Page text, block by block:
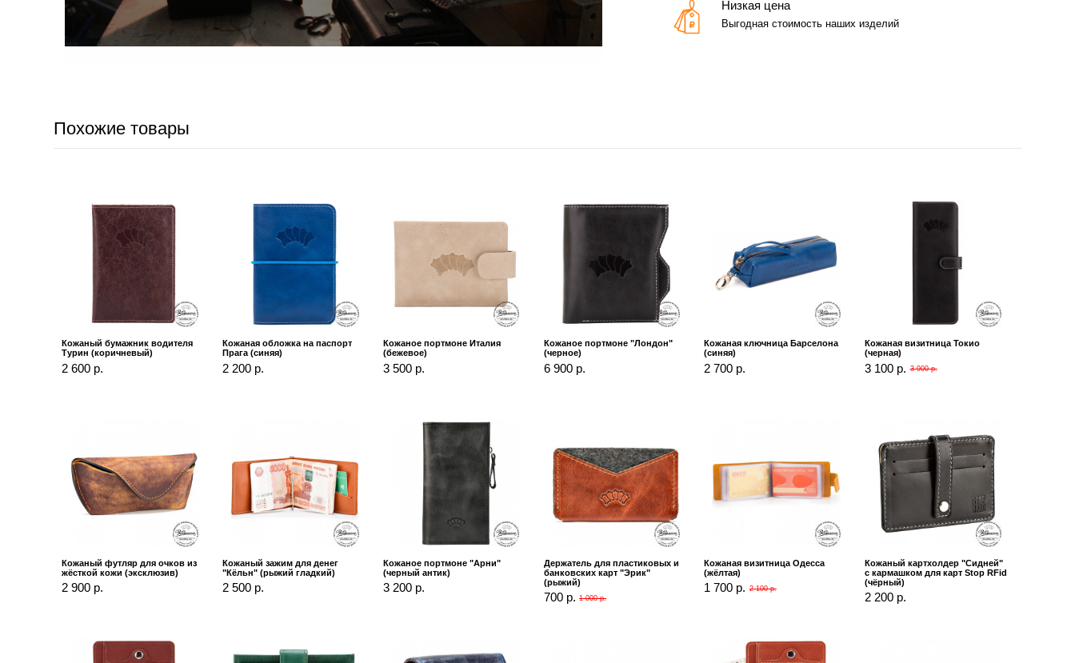
Низкая цена
Выгодная стоимость наших изделий
Похожие товары
Кожаный бумажник водителя
Турин (коричневый)
2 600 р.
Кожаная обложка на паспорт
Прага (синяя)
2 200 р.
Кожаное портмоне Италия
(бежевое)
3 500 р.
Кожаное портмоне "Лондон"
(черное)
6 900 р.
Кожаная ключница Барселона
(синяя)
2 700 р.
Кожаная визитница Токио
(черная)
3 100 р. 3 900 р.
Кожаный футляр для очков из
жёсткой кожи (эксклюзив)
2 900 р.
Кожаный зажим для денег
"Кёльн" (рыжий гладкий)
2 500 р.
Кожаное портмоне "Арни"
(черный антик)
3 200 р.
Держатель для пластиковых и
банковских карт "Эрик"
(рыжий)
700 р. 1 000 р.
Кожаная визитница Одесса
(жёлтая)
1 700 р. 2 100 р.
Кожаный картхолдер "Сидней"
с кармашком для карт Stop RFid
(чёрный)
2 200 р.